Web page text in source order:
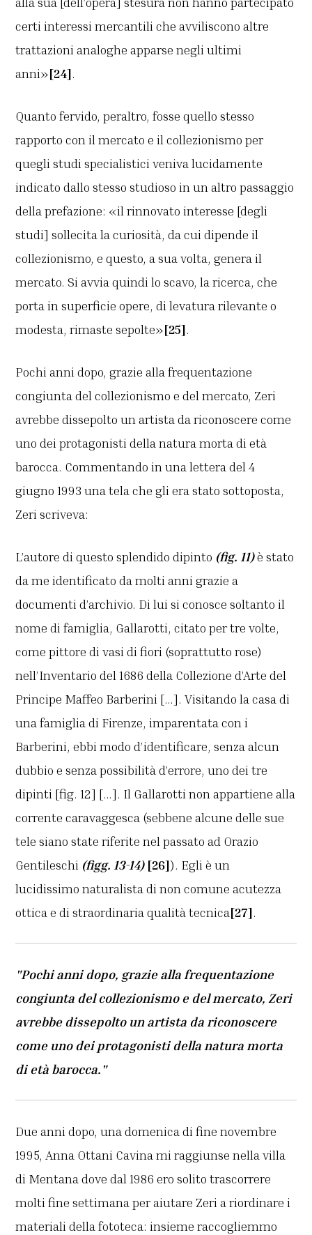
certi interessi mercantili che avviliscono altre
trattazioni analoghe apparse negli ultimi
anni»[24].
Quanto fervido, peraltro, fosse quello stesso
rapporto con il mercato e il collezionismo per
quegli studi specialistici veniva lucidamente
indicato dallo stesso studioso in un altro passaggio
della prefazione: «il rinnovato interesse [degli
studi] sollecita la curiosità, da cui dipende il
collezionismo, e questo, a sua volta, genera il
mercato. Si avvia quindi lo scavo, la ricerca, che
porta in superficie opere, di levatura rilevante o
modesta, rimaste sepolte»[25].
Pochi anni dopo, grazie alla frequentazione
congiunta del collezionismo e del mercato, Zeri
avrebbe dissepolto un artista da riconoscere come
uno dei protagonisti della natura morta di età
barocca. Commentando in una lettera del 4
giugno 1993 una tela che gli era stato sottoposta,
Zeri scriveva:
L’autore di questo splendido dipinto (fig. 11)è stato
da me identificato da molti anni grazie a
documenti d’archivio. Di lui si conosce soltanto il
nome di famiglia, Gallarotti, citato per tre volte,
come pittore di vasi di fiori (soprattutto rose)
nell’Inventario del 1686 della Collezione d’Arte del
Principe Maffeo Barberini […]. Visitando la casa di
una famiglia di Firenze, imparentata con i
Barberini, ebbi modo d’identificare, senza alcun
dubbio e senza possibilità d’errore, uno dei tre
dipinti [fig. 12] […]. Il Gallarotti non appartiene alla
corrente caravaggesca (sebbene alcune delle sue
tele siano state riferite nel passato ad Orazio
Gentileschi (figg. 13-14) [26]). Egli è un
lucidissimo naturalista di non comune acutezza
ottica e di straordinaria qualità tecnica[27].
"Pochi anni dopo, grazie alla frequentazione
congiunta del collezionismo e del mercato, Zeri
avrebbe dissepolto un artista da riconoscere
come uno dei protagonisti della natura morta
di età barocca."
Due anni dopo, una domenica di fine novembre
1995, Anna Ottani Cavina mi raggiunse nella villa
di Mentana dove dal 1986 ero solito trascorrere
molti fine settimana per aiutare Zeri a riordinare i
materiali della fototeca: insieme raccogliemmo